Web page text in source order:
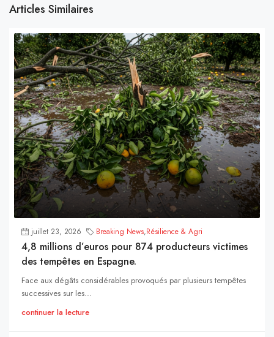
Articles Similaires
juillet 23, 2026 Breaking News,Résilience & Agri
4,8 millions d’euros pour 874 producteurs victimes
des tempêtes en Espagne.
Face aux dégâts considérables provoqués par plusieurs tempêtes
successives sur les...
continuer la lecture